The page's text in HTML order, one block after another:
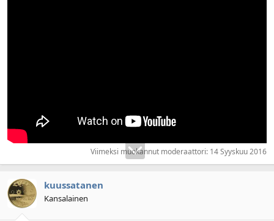
Viimeksi muokannut moderaattori: 14 Syyskuu 2016
kuussatanen
Kansalainen